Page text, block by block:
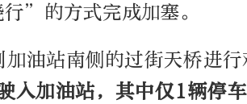
”的方式完成加塞。
油站南侧的过街天桥进行
入加油站，其中仅1辆停